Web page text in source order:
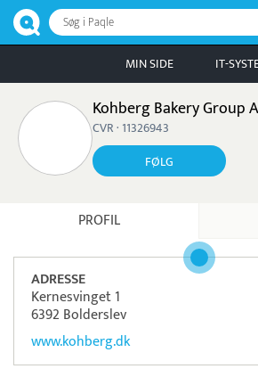
Søg i Paqle
MIN SIDE IT-
Kohberg Bakery Group
CVR · 11326943
FØLG
PROFIL
ADRESSE
Kernesvinget 1
6392 Bolderslev
www.kohberg.dk